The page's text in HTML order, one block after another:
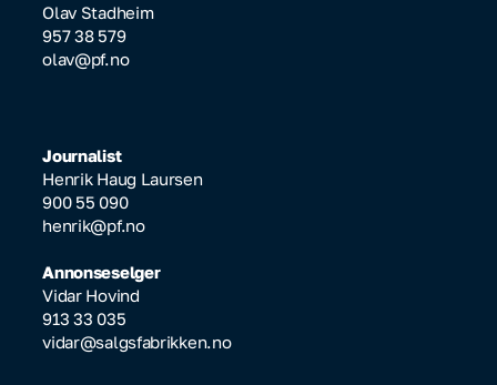
Olav Stadheim
957 38 579
olav@pf.no
Journalist
Henrik Haug Laursen
900 55 090
henrik@pf.no
Annonseselger
Vidar Hovind
913 33 035
vidar@salgsfabrikken.no